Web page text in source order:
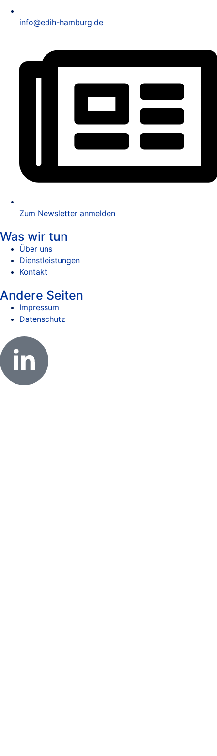
info@edih-hamburg.de
Zum Newsletter anmelden
Was wir tun
Über uns
Dienstleistungen
Kontakt
Andere Seiten
Impressum
Datenschutz